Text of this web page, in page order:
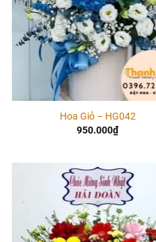
Hoa Giỏ – HG042
950.000₫